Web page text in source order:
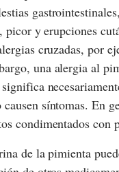
picor y erupciones
cruzadas, por
una alergia al
síntomas. En
condimentados con
de la pimienta